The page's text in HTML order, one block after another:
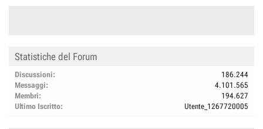
Statistiche del Forum
Discussioni
186.244
Messaggi
4.101.565
Membri
194.627
Ultimo Iscritto
Utente_1267720005